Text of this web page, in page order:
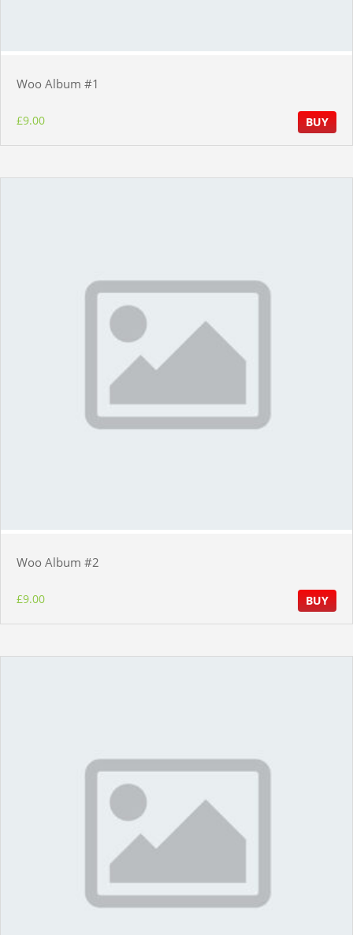
Woo Album #1
£9.00 BUY
Woo Album #2
£9.00 BUY